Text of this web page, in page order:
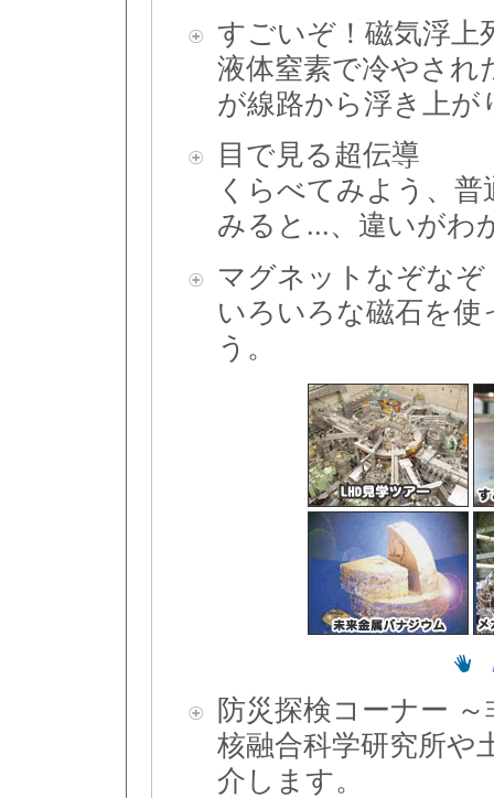
すごいぞ！磁気浮上
液体窒素で冷やされ
が線路から浮き上
目で見る超伝導
くらべてみよう、
みると...、違いがわ
マグネットなぞなぞ
いろいろな磁石を
う。
防災探検コーナー
核融合科学研究所や
介します。